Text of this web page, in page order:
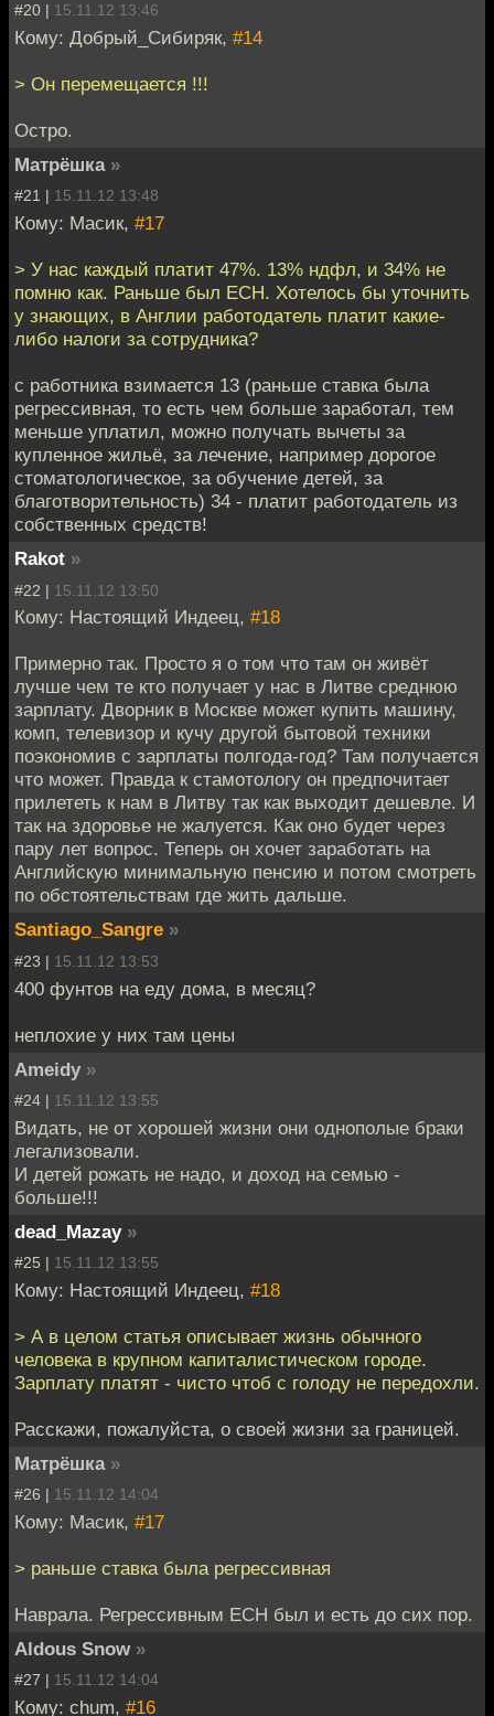
#20 | 15.11.12 13:46
Кому: Добрый_Сибиряк, #14
> Он перемещается !!!
Остро.
Матрёшка »
#21 | 15.11.12 13:48
Кому: Масик, #17
> У нас каждый платит 47%. 13% ндфл, и 34% не
помню как. Раньше был ЕСН. Хотелось бы уточнить
у знающих, в Англии работодатель платит какие-
либо налоги за сотрудника?
с работника взимается 13 (раньше ставка была
регрессивная, то есть чем больше заработал, тем
меньше уплатил, можно получать вычеты за
купленное жильё, за лечение, например дорогое
стоматологическое, за обучение детей, за
благотворительность) 34 - платит работодатель из
собственных средств!
Rakot »
#22 | 15.11.12 13:50
Кому: Настоящий Индеец, #18
Примерно так. Просто я о том что там он живёт
лучше чем те кто получает у нас в Литве среднюю
зарплату. Дворник в Москве может купить машину,
комп, телевизор и кучу другой бытовой техники
поэкономив с зарплаты полгода-год? Там получается
что может. Правда к стамотологу он предпочитает
прилететь к нам в Литву так как выходит дешевле. И
так на здоровье не жалуется. Как оно будет через
пару лет вопрос. Теперь он хочет заработать на
Английскую минимальную пенсию и потом смотреть
по обстоятельствам где жить дальше.
Santiago_Sangre »
#23 | 15.11.12 13:53
400 фунтов на еду дома, в месяц?
неплохие у них там цены
Ameidy »
#24 | 15.11.12 13:55
Видать, не от хорошей жизни они однополые браки
легализовали.
И детей рожать не надо, и доход на семью -
больше!!!
dead_Mazay »
#25 | 15.11.12 13:55
Кому: Настоящий Индеец, #18
> А в целом статья описывает жизнь обычного
человека в крупном капиталистическом городе.
Зарплату платят - чисто чтоб с голоду не передохли.
Расскажи, пожалуйста, о своей жизни за границей.
Матрёшка »
#26 | 15.11.12 14:04
Кому: Масик, #17
> раньше ставка была регрессивная
Наврала. Регрессивным ЕСН был и есть до сих пор.
Aldous Snow »
#27 | 15.11.12 14:04
Кому: chum, #16